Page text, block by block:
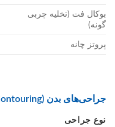
بوکال فت (تخلیه چربی
گونه)
پروتز چانه
جراحی‌های بدن (Body Contouring)
نوع جراحی